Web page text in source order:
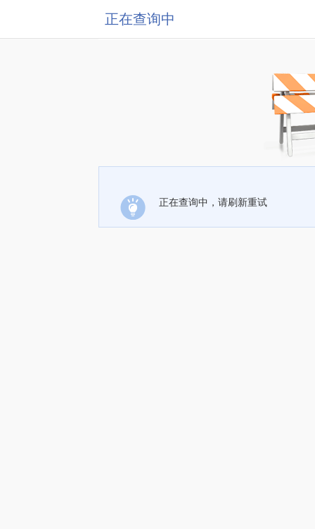
正在查询中
正在查询中，请刷新重试